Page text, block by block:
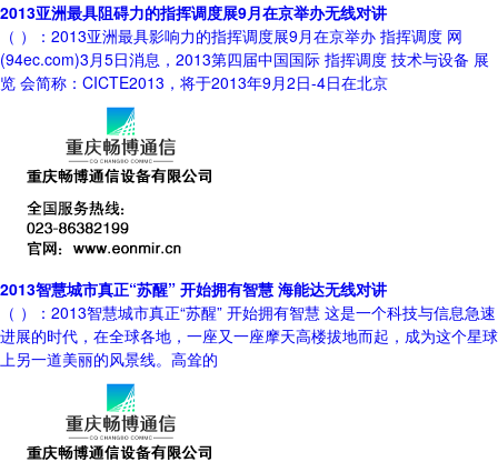
2013亚洲最具阻碍力的指挥调度展9月在京举办无线对讲
（ ）：2013亚洲最具影响力的指挥调度展9月在京举办 指挥调度 网
(94ec.com)3月5日消息，2013第四届中国国际 指挥调度 技术与设备 展
览 会简称：CICTE2013，将于2013年9月2日-4日在北京
2013智慧城市真正“苏醒” 开始拥有智慧 海能达无线对讲
（ ）：2013智慧城市真正“苏醒” 开始拥有智慧 这是一个科技与信息急速
进展的时代，在全球各地，一座又一座摩天高楼拔地而起，成为这个星球
上另一道美丽的风景线。高耸的